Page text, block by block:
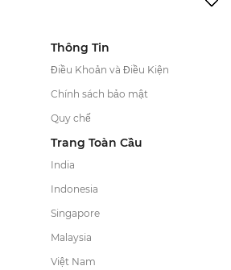
Thông Tin
Điều Khoản và Điều Kiện
Chính sách bảo mật
Quy chế
Trang Toàn Cầu
India
Indonesia
Singapore
Malaysia
Việt Nam